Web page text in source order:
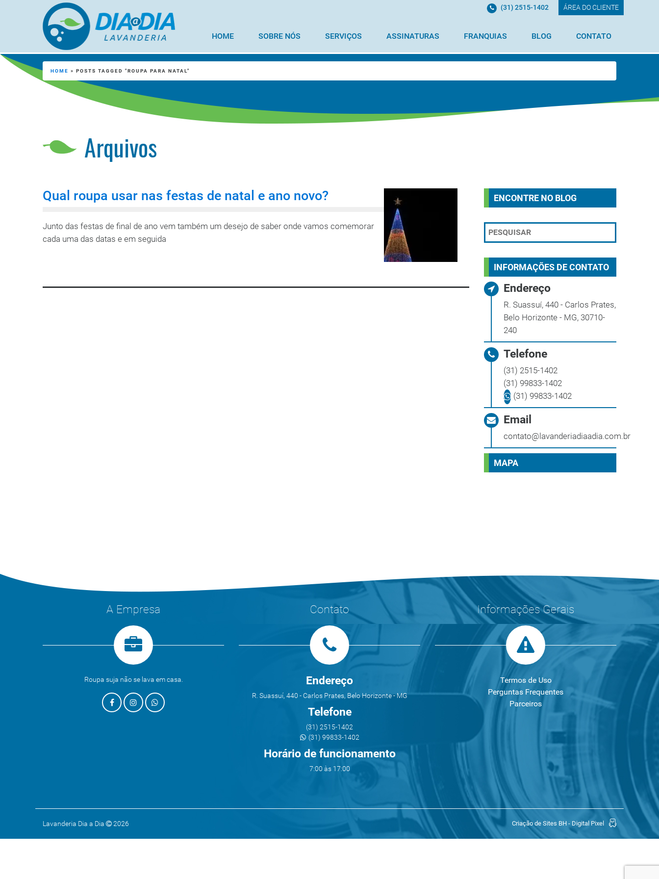
ÁREA DO CLIENTE
(31) 2515-1402
HOME SOBRE NÓS SERVIÇOS ASSINATURAS FRANQUIAS BLOG CONTATO
Arquivos
HOME » POSTS TAGGED "ROUPA PARA NATAL"
Qual roupa usar nas festas de natal e ano novo?
Junto das festas de final de ano vem também um desejo de saber onde vamos comemorar
cada uma das datas e em seguida
ENCONTRE NO BLOG
INFORMAÇÕES DE CONTATO
Endereço
R. Suassuí, 440 - Carlos Prates,
Belo Horizonte - MG, 30710-
240
Telefone
(31) 2515-1402
(31) 99833-1402
(31) 99833-1402
Email
contato@lavanderiadiaadia.com.br
MAPA
A Empresa
Roupa suja não se lava em casa.
Contato
Endereço
R. Suassuí, 440 - Carlos Prates, Belo Horizonte - MG
Telefone
(31) 2515-1402
(31) 99833-1402
Horário de funcionamento
7:00 às 17:00
Informações Gerais
Termos de Uso
Perguntas Frequentes
Parceiros
Lavanderia Dia a Dia 2026 Criação de Sites BH - Digital Pixel